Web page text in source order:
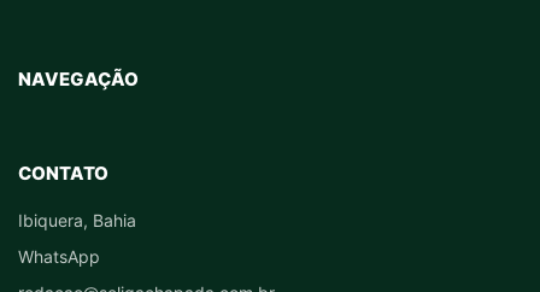
NAVEGAÇÃO
CONTATO
Ibiquera, Bahia
WhatsApp